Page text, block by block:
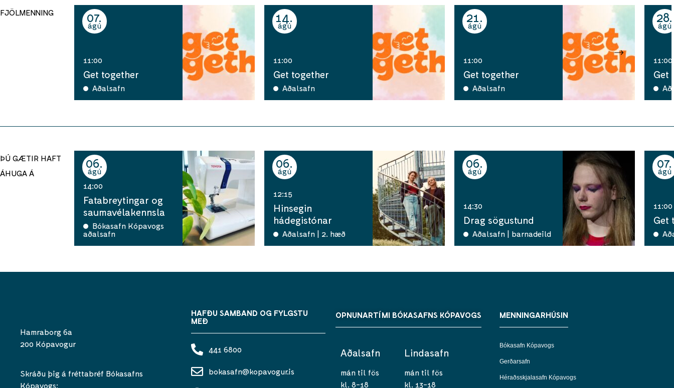
FJÖLMENNING 07
ágú
11:00
Get together
Aðalsafn
14
ágú
11:00
Get together
Aðalsafn
21
ágú
11:00
Get together
Aðalsafn
28
ágú
11:00
Get
ÞÚ GÆTIR HAFT
ÁHUGA Á
06
ágú
14:00
Fatabreytingar og
saumavélakennsla
Bókasafn Kópavogs
aðalsafn
06
ágú
12:15
Hinsegin
hádegistónar
Aðalsafn | 2. hæð
06
ágú
14:30
Drag sögustund
Aðalsafn | barnadeild
07
ágú
11:00
Get
Hamraborg 6a
200 Kópavogur
Skráðu þig á fréttabréf Bókasafns
Kópavogs:
HAFÐU SAMBAND OG FYLGSTU
MEÐ
441 6800
bokasafn@kopavogur.is
OPNUNARTÍMI BÓKASAFNS KÓPAVOGS
Aðalsafn
mán til fös
kl. 8-18
Lindasafn
mán til fös
kl. 13-18
MENNINGARHÚSIN
Bókasafn Kópavogs
Gerðarsafn
Héraðsskjalasafn Kópavogs